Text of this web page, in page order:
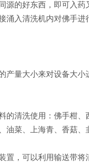
源的好东西，即可入
涌入清洗机内对佛手
量大小来对设备大小
清洗使用：佛手柑、
油菜、上海青、香菇、
，可以利用输送带将